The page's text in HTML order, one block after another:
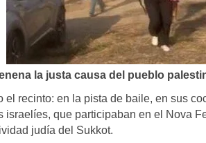
la justa causa del pueblo
recinto: en la pista de baile, en sus
israelíes, que participaban en el Nova
judía del Sukkot.